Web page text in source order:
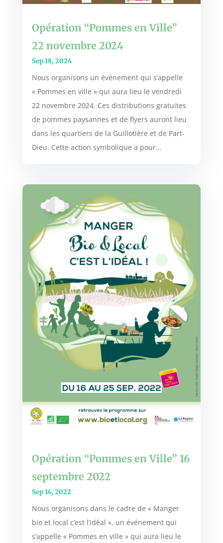
Opération “Pommes en Ville”
22 novembre 2024
Sep 18, 2024
Nous organisons un événement qui s’appelle
« Pommes en ville » qui aura lieu le vendredi
22 novembre 2024. Ces distributions gratuites
de pommes paysannes et de flyers auront lieu
dans les quartiers de la Guillotière et de Part-
Dieu. Cette action symbolique a pour...
Opération “Pommes en Ville” 16
septembre 2022
Sep 14, 2022
Nous organisons dans le cadre de « Manger
bio et local c’est l’idéal », un événement qui
s’appelle « Pommes en ville » qui aura lieu le